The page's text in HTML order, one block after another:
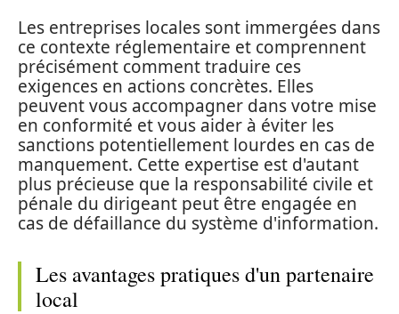
Les entreprises locales sont immergées dans
ce contexte réglementaire et comprennent
précisément comment traduire ces
exigences en actions concrètes. Elles
peuvent vous accompagner dans votre mise
en conformité et vous aider à éviter les
sanctions potentiellement lourdes en cas de
manquement. Cette expertise est d'autant
plus précieuse que la responsabilité civile et
pénale du dirigeant peut être engagée en
cas de défaillance du système d'information.
Les avantages pratiques d'un partenaire
local